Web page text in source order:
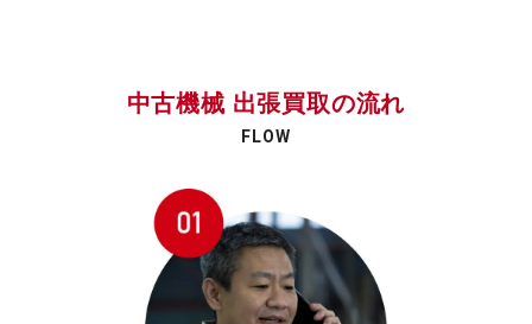
中古機械 出張買取の流れ
FLOW